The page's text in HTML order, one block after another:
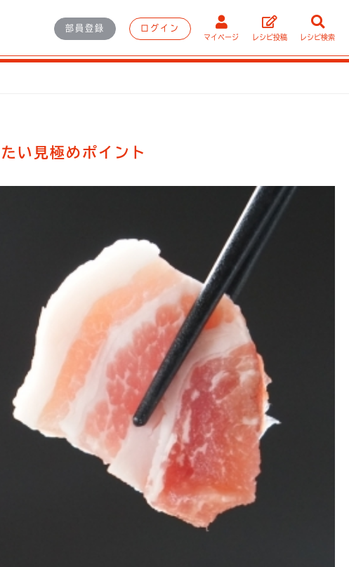
部員登録 ログイン
マイページ レシピ投稿 レシピ検索
い見極めポイント